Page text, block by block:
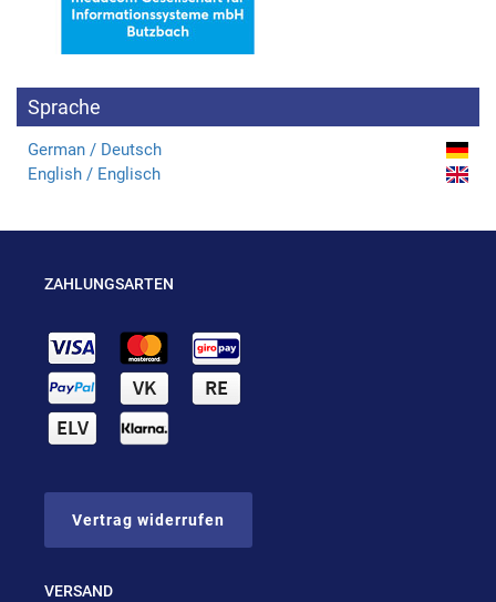
Sprache
German / Deutsch
English / Englisch
ZAHLUNGSARTEN
Vertrag widerrufen
VERSAND